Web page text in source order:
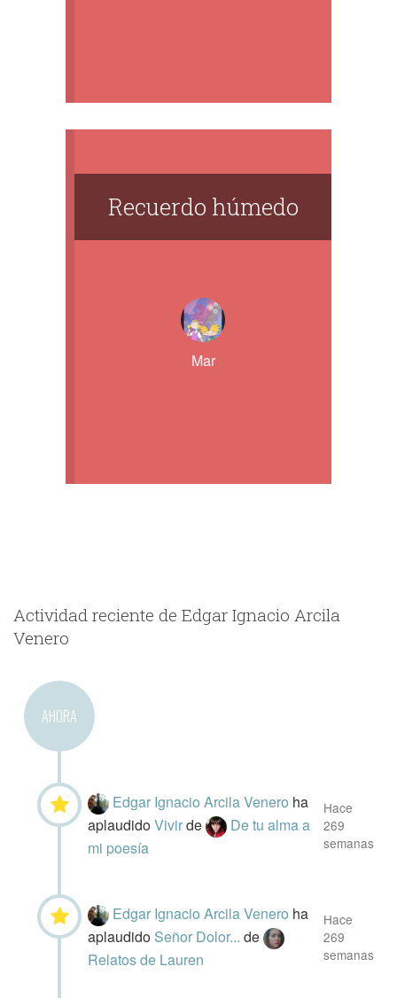
Recuerdo húmedo
Mar
Actividad reciente de Edgar Ignacio Arcila
Venero
AHORA
Edgar Ignacio Arcila Venero ha
aplaudidoVivirde
De tu alma a
mi poesía
Hace
269
semanas
Edgar Ignacio Arcila Venero ha
aplaudido Señor Dolor...de
Relatos de Lauren
Hace
269
semanas